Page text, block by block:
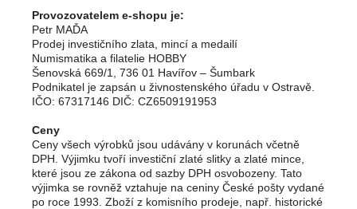
Provozovatelem e-shopu je:
Petr MAĎA
Prodej investičního zlata, mincí a medailí
Numismatika a filatelie HOBBY
Šenovská 669/1, 736 01 Havířov – Šumbark
Podnikatel je zapsán u živnostenského úřadu v Ostravě.
IČO: 67317146 DIČ: CZ6509191953
Ceny
Ceny všech výrobků jsou udávány v korunách včetně
DPH. Výjimku tvoří investiční zlaté slitky a zlaté mince,
které jsou ze zákona od sazby DPH osvobozeny. Tato
výjimka se rovněž vztahuje na ceniny České pošty vydané
po roce 1993. Zboží z komisního prodeje, např. historické